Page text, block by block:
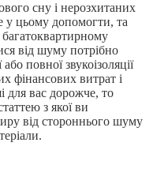
сну і нерозхитаних
у цьому допомогти, та
від шуму потрібно
повної звукоізоляції
фінансових витрат і
для вас дорожче, то
з якої ви
від стороннього шуму